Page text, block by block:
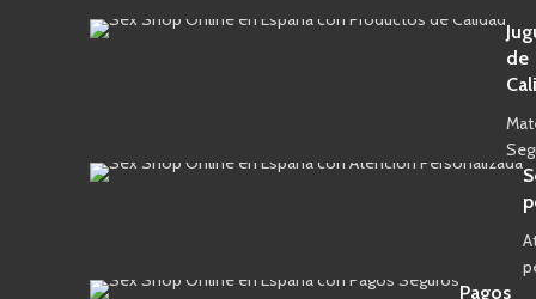
de
Pagos